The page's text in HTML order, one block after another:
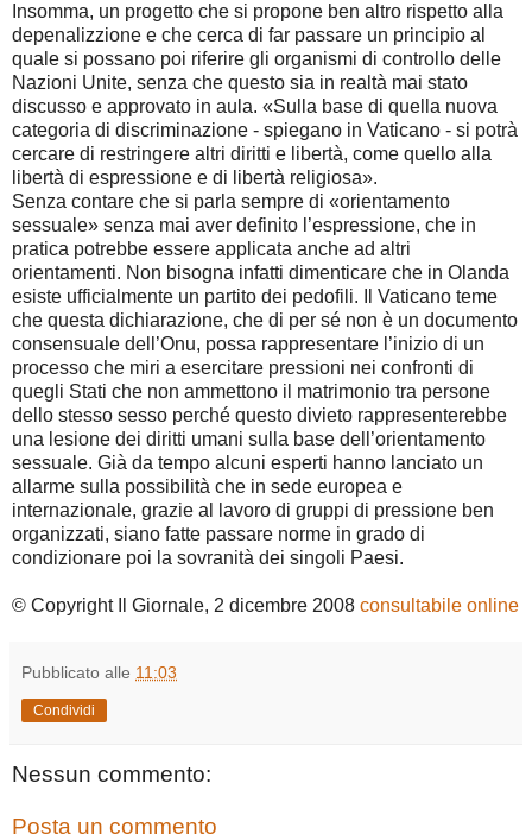
Insomma, un progetto che si propone ben altro rispetto alla
depenalizzione e che cerca di far passare un principio al
quale si possano poi riferire gli organismi di controllo delle
Nazioni Unite, senza che questo sia in realtà mai stato
discusso e approvato in aula. «Sulla base di quella nuova
categoria di discriminazione - spiegano in Vaticano - si potrà
cercare di restringere altri diritti e libertà, come quello alla
libertà di espressione e di libertà religiosa».
Senza contare che si parla sempre di «orientamento
sessuale» senza mai aver definito l’espressione, che in
pratica potrebbe essere applicata anche ad altri
orientamenti. Non bisogna infatti dimenticare che in Olanda
esiste ufficialmente un partito dei pedofili. Il Vaticano teme
che questa dichiarazione, che di per sé non è un documento
consensuale dell’Onu, possa rappresentare l’inizio di un
processo che miri a esercitare pressioni nei confronti di
quegli Stati che non ammettono il matrimonio tra persone
dello stesso sesso perché questo divieto rappresenterebbe
una lesione dei diritti umani sulla base dell’orientamento
sessuale. Già da tempo alcuni esperti hanno lanciato un
allarme sulla possibilità che in sede europea e
internazionale, grazie al lavoro di gruppi di pressione ben
organizzati, siano fatte passare norme in grado di
condizionare poi la sovranità dei singoli Paesi.
© Copyright Il Giornale, 2 dicembre 2008 consultabile online
Pubblicato alle 11:03
Condividi
Nessun commento:
Posta un commento